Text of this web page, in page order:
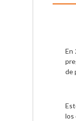
En
de
los